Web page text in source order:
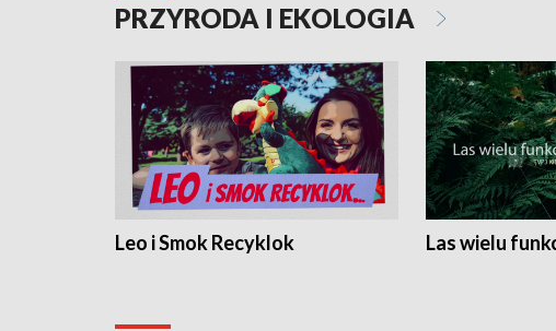
PRZYRODA I EKOLOGIA
Leo i Smok Recyklok Las wielu